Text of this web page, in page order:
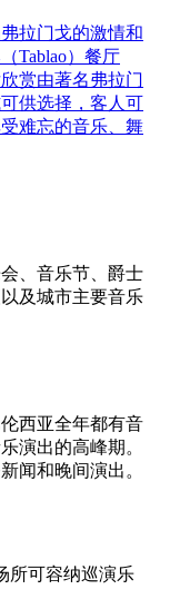
拉门戈的激情和
Tablao）餐厅
赏由著名弗拉门
供选择，客人可
难忘的音乐、舞
会、音乐节、爵士
及城市主要音乐
西亚全年都有音
演出的高峰期。
闻和晚间演出。
所可容纳巡演乐